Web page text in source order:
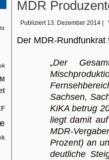
MDR
Publiziert 13. Dezember 2014
Der MDR-
„Der
Sachsen,
KiKA betrug
liegt damit
MDR-
Prozent) an
deutliche